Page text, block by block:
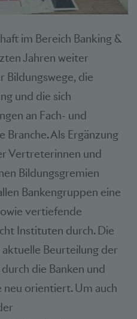
im Bereich Banking &
Jahren weiter
Bildungswege, die
und die sich
an Fach- und
Branche. Als Ergänzung
Vertreterinnen und
Bildungsgremien
Bankengruppen eine
vertiefende
Instituten durch. Die
Beurteilung der
die Banken und
neu orientiert. Um auch